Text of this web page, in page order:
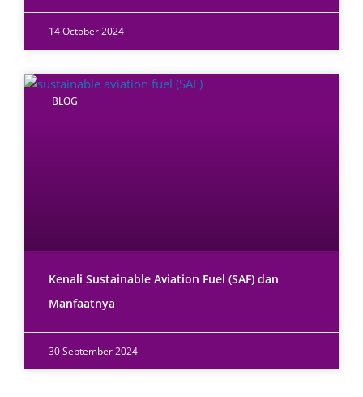
14 October 2024
BLOG
Kenali Sustainable Aviation Fuel (SAF) dan
Manfaatnya
30 September 2024